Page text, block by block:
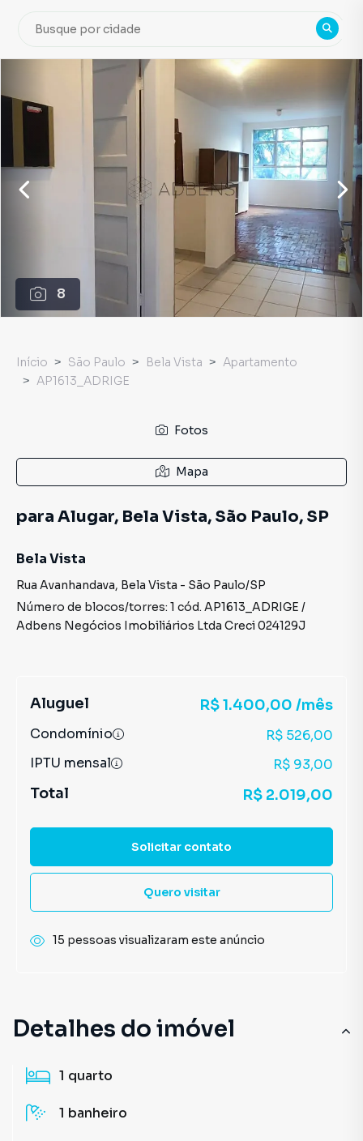
8
Detalhes do imóvel
1 quarto
1 banheiro
Início São Paulo Bela Vista
Apartamento
AP1613_ADRIGE
Fotos
Mapa
para Alugar, Bela Vista, São Paulo, SP
Bela Vista
Rua Avanhandava, Bela Vista - São Paulo/SP
Número de blocos/torres: 1 cód. AP1613_ADRIGE /
Adbens Negócios Imobiliários Ltda Creci024129J
Aluguel R$ 1.400,00 /mês
Condomínio
R$ 526,00
IPTU mensal
R$ 93,00
Total R$ 2.019,00
Solicitar contato
Quero visitar
15 pessoas visualizaram este anúncio